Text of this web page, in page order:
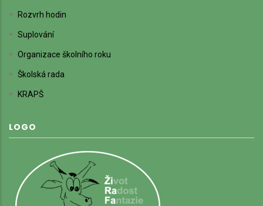
Rozvrh hodin
Suplování
Organizace školního roku
Školská rada
KRAPŠ
LOGO